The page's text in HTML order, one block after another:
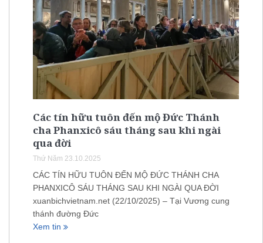
Các tín hữu tuôn đến mộ Đức Thánh
cha Phanxicô sáu tháng sau khi ngài
qua đời
Thứ Năm 23.10.2025
CÁC TÍN HỮU TUÔN ĐẾN MỘ ĐỨC THÁNH CHA
PHANXICÔ SÁU THÁNG SAU KHI NGÀI QUA ĐỜI
xuanbichvietnam.net (22/10/2025) – Tại Vương cung
thánh đường Đức
Xem tin